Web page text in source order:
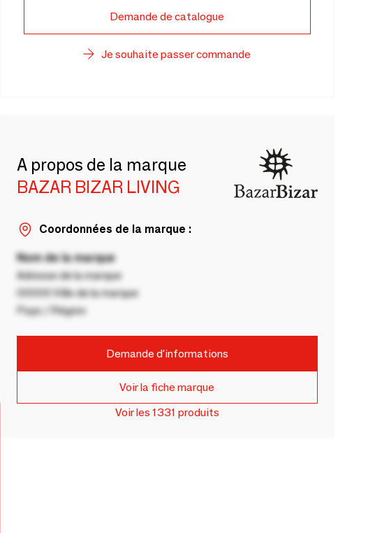
Demande de catalogue
Je souhaite passer commande
A propos de la marque
BAZAR BIZAR LIVING
Coordonnées de la marque :
Nom de la marque
Adresse de la marque
00000 Ville de la marque
Pays / Région
Demande d'informations
Voir la fiche marque
Voir les 1331 produits